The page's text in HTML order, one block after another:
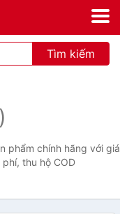
Tìm kiếm
phẩm chính hãng với giá
thu hộ COD